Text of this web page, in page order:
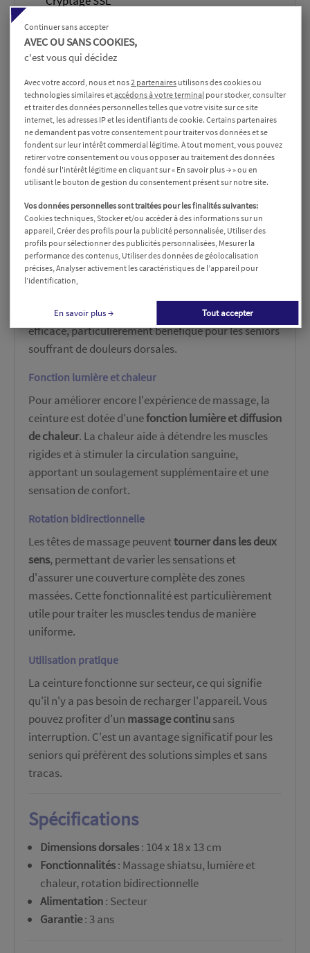
Livraison rapide à domicile
Description Détails du produit Avis
Présentation du produit
Massage profond et décontractant
Laceinture de massage Shiatsuest équipée de têtes
rotatives internes qui procurent unmassage
profond et décontractant
. Ce type de massage imite
shiatsu, offrant ainsi une relaxation musculaire
efficace, particulièrement bénéfique pour les seniors
souffrant de douleurs dorsales.
Fonction lumière et chaleur
Pour améliorer encore l'expérience de massage, la
ceinture est dotée d'unefonction lumière et diffusion
de chaleur. La chaleur aide à détendre les muscles
rigides et à stimuler la circulation sanguine,
apportant un soulagement supplémentaire et une
sensation de confort.
Rotation bidirectionnelle
Les têtes de massage peuventtourner dans les deux
sens, permettant de varier les sensations et
d'assurer une couverture complète des zones
massées. Cette fonctionnalité est particulièrement
utile pour traiter les muscles tendus de manière
uniforme.
Utilisation pratique
La ceinture fonctionne sur secteur, ce qui signifie
qu'il n'y a pas besoin de recharger l'appareil. Vous
pouvez profiter d'un massage continusans
interruption. C'est un avantage significatif pour les
seniors qui préfèrent des solutions simples et sans
tracas.
Spécifications
Dimensions dorsales: 104 x 18 x 13 cm
Fonctionnalités: Massage shiatsu, lumière et
chaleur, rotation bidirectionnelle
Alimentation: Secteur
Garantie: 3 ans
AVEC OU SANS COOKIES,
c'est vous qui décidez
Continuer sans accepter
Avec votre accord, nous et nos2 partenaires utilisons des cookies ou
technologies similaires etaccédons à votre terminal pour stocker, consulter
et traiter des données personnelles telles que votre visite sur ce site
internet, les adresses IP et les identifiants de cookie. Certains partenaires
ne demandent pas votre consentement pour traiter vos données et se
fondent sur leur intérêt commercial légitime. À tout moment, vous pouvez
retirer votre consentement ou vous opposer au traitement des données
fondé sur l'intérêt légitime en cliquant sur « En savoir plus → » ou en
utilisant le bouton de gestion du consentement présent sur notre site.
Vos données personnelles sont traitées pour les finalités suivantes:
Cookies techniques, Stocker et/ou accéder à des informations sur un
appareil, Créer des profils pour la publicité personnalisée, Utiliser des
profils pour sélectionner des publicités personnalisées, Mesurer la
performance des contenus, Utiliser des données de géolocalisation
précises, Analyser activement les caractéristiques de l’appareil pour
l’identification,
En savoir plus → Tout accepter